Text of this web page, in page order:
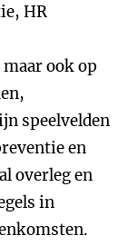
HR
ook op
speelvelden
en
overleg en
in